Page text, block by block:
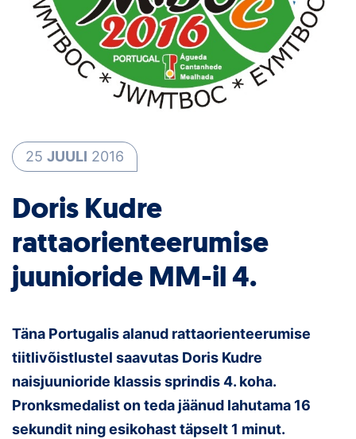
Kontakt
Kaardid
Kalender
Koondised
Tule klubisse!
Dokumendid
Klubid
Suletud maastikud
25 JUULI 2016
Doris Kudre
rattaorienteerumise
juunioride MM-il 4.
Täna Portugalis alanud rattaorienteerumise
tiitlivõistlustel saavutas Doris Kudre
naisjuunioride klassis sprindis 4. koha.
Pronksmedalist on teda jäänud lahutama 16
sekundit ning esikohast täpselt 1 minut.